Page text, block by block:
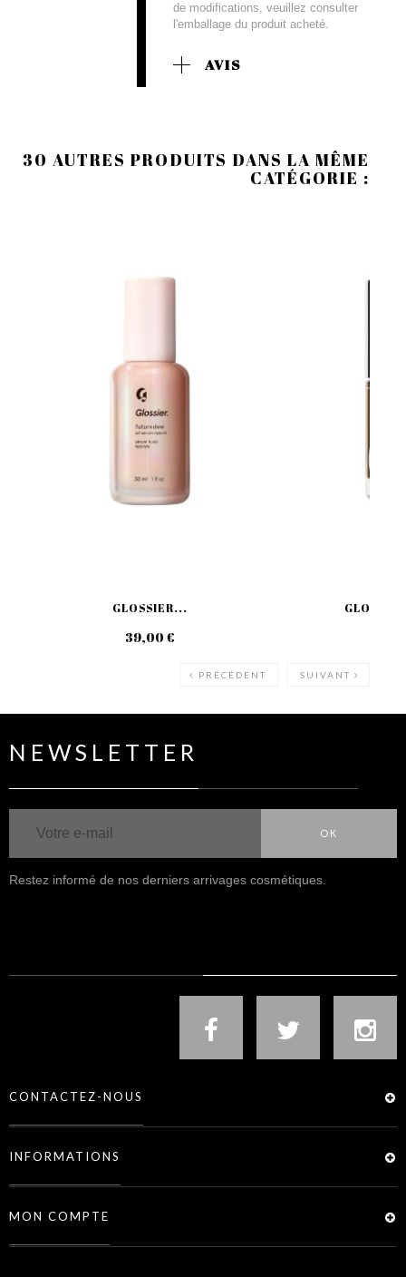
de modifications, veuillez consulter
l'emballage du produit acheté.
AVIS
30 AUTRES PRODUITS DANS LA MÊME
CATÉGORIE :
GLOSSIER...
39,00 €
PRÉCÉDENT SUIVANT
NEWSLETTER
OK
Restez informé de nos derniers arrivages cosmétiques.
CONTACTEZ-NOUS
INFORMATIONS
MON COMPTE